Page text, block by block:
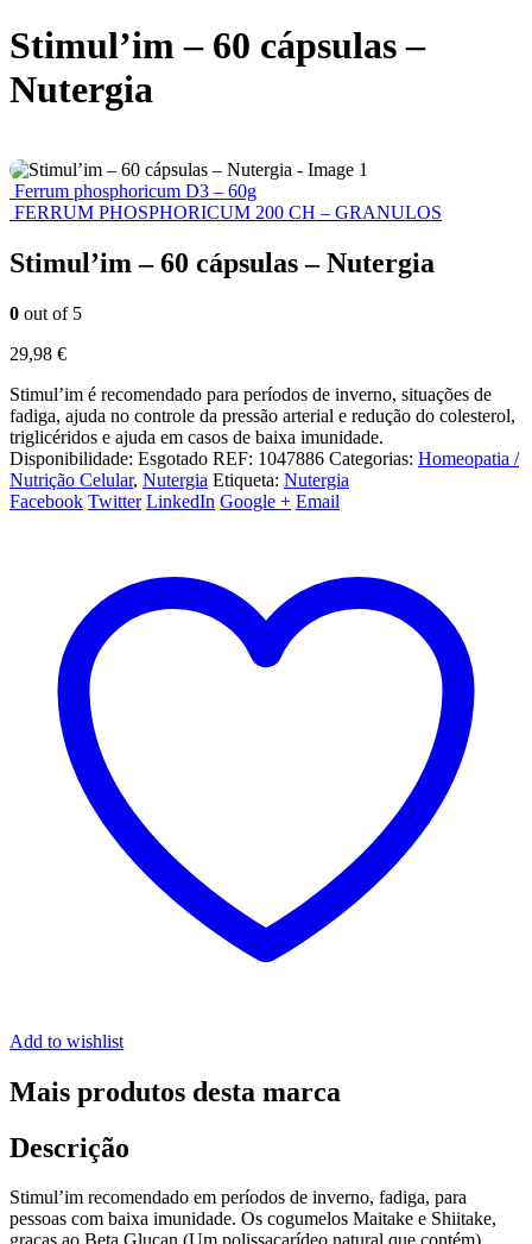
Stimul’im – 60 cápsulas –
Nutergia
Ferrum phosphoricum D3 – 60g
FERRUM PHOSPHORICUM 200 CH – GRANULOS
Stimul’im – 60 cápsulas – Nutergia
0 out of 5
29,98 €
Stimul’im é recomendado para períodos de inverno, situações de
fadiga, ajuda no controle da pressão arterial e redução do colesterol,
triglicéridos e ajuda em casos de baixa imunidade.
Disponibilidade: Esgotado REF: 1047886 Categorias: Homeopatia /
Nutrição Celular, Nutergia Etiqueta: Nutergia
Facebook Twitter LinkedIn Google + Email
Add to wishlist
Mais produtos desta marca
Descrição
Stimul’im recomendado em períodos de inverno, fadiga, para
pessoas com baixa imunidade. Os cogumelos Maitake e Shiitake,